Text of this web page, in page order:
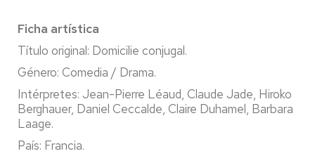
Ficha artística
Título original: Domicilie conjugal.
Género: Comedia / Drama.
Intérpretes: Jean-Pierre Léaud, Claude Jade, Hiroko
Berghauer, Daniel Ceccalde, Claire Duhamel, Barbara
Laage.
País: Francia.